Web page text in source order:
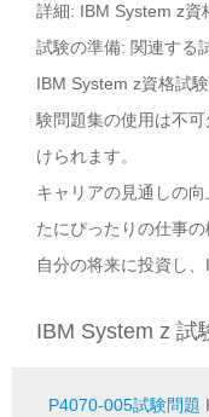
詳細: IBM System z資
試験の準備: 関連する
IBM System z資格試
験問題集の使用は不
けられます。
キャリアの見通しの
たにぴったりの仕事の
自分の将来に投資し
IBM System z 試
P4070-005試験問題